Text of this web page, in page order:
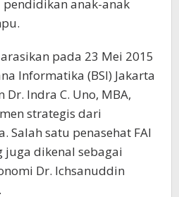
anak-anak
pada 23 Mei 2015
Informatika (BSI) Jakarta
Indra C. Uno, MBA,
strategis dari
Salah satu penasehat FAI
juga dikenal sebagai
Dr. Ichsanuddin